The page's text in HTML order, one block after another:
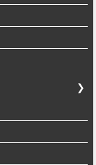
❯